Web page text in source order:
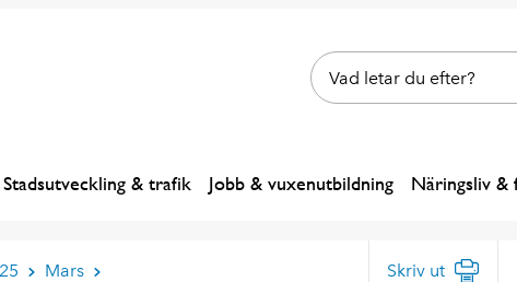
Stadsutveckling & trafik Jobb & vuxenutbildning Näringsliv &
Mars
Skriv ut